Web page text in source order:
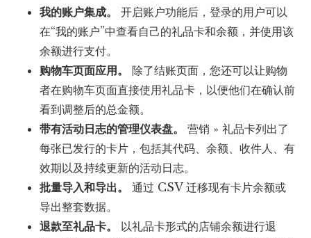
我的账户集成。
开启账户功能后，登录的用户可以
在“我的账户”中查看自己的礼品卡和余额，并使用该
余额进行支付。
购物车页面应用。
除了结账页面，您还可以让购物
者在购物车页面直接使用礼品卡，以便他们在确认前
看到调整后的总金额。
带有活动日志的管理仪表盘。
营销 » 礼品卡列出了
每张已发行的卡片，包括其代码、余额、收件人、有
效期以及持续更新的活动日志。
批量导入和导出。
通过 CSV 迁移现有卡片余额或
导出整套数据。
退款至礼品卡。
以礼品卡形式的店铺余额进行退